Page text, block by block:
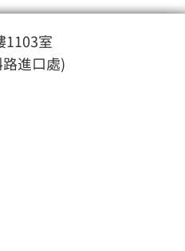
1103室
進口處)